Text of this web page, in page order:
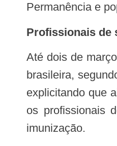
Permanência e
Profissionais
Até dois de março, pouco mais de 7 milhões de pessoas tinham sido vacinadas, o que representa apenas 3,36% da população
brasileira,
explicitando que
os profissionais
imunização.